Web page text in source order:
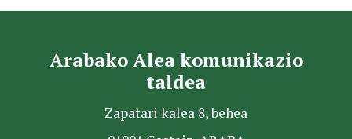
Arabako Alea komunikazio
taldea
Zapatari kalea 8, behea